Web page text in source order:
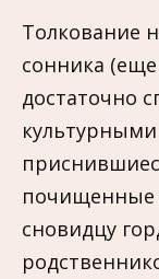
Толкование
сонника
достаточно
почищенные
сновидцу